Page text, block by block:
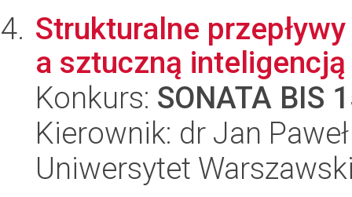
Strukturalne
a sztuczną inteligencją
Konkurs: SONATA BIS
Kierownik: dr Jan
Uniwersytet